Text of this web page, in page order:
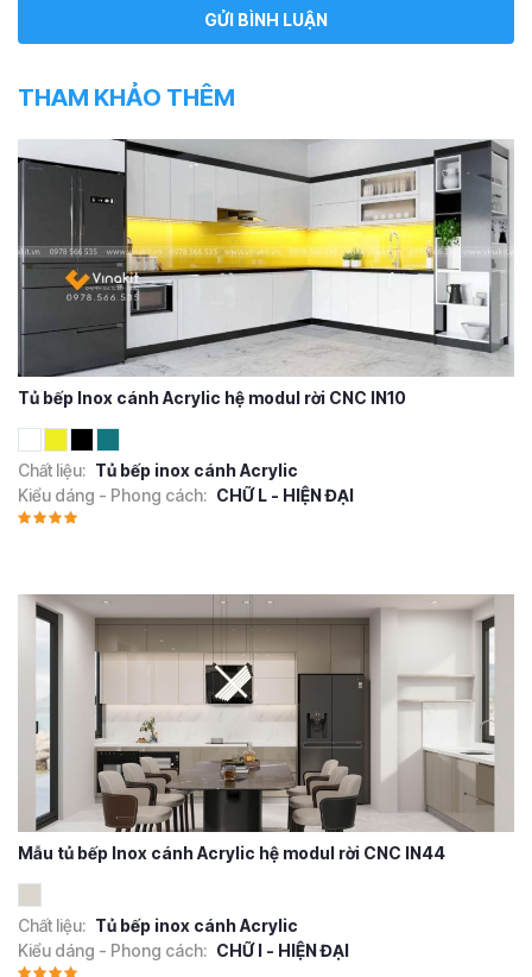
THAM KHẢO THÊM
Tủ bếp Inox cánh Acrylic hệ modul rời CNC IN10
Chất liệu: Tủ bếp inox cánh Acrylic
Kiểu dáng - Phong cách: CHỮ L - HIỆN ĐẠI
Mẫu tủ bếp Inox cánh Acrylic hệ modul rời CNC IN44
Chất liệu: Tủ bếp inox cánh Acrylic
Kiểu dáng - Phong cách: CHỮ I - HIỆN ĐẠI